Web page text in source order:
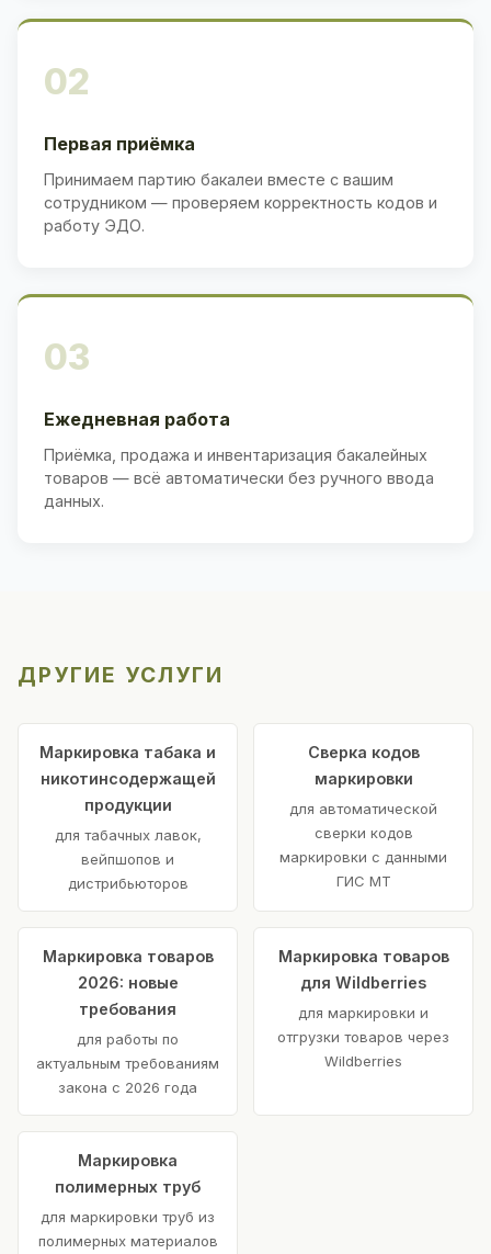
02
Первая приёмка
Принимаем партию бакалеи вместе с вашим
сотрудником — проверяем корректность кодов и
работу ЭДО.
03
Ежедневная работа
Приёмка, продажа и инвентаризация бакалейных
товаров — всё автоматически без ручного ввода
данных.
ДРУГИЕ УСЛУГИ
Маркировка табака и
никотинсодержащей
продукции
для табачных лавок,
вейпшопов и
дистрибьюторов
Сверка кодов
маркировки
для автоматической
сверки кодов
маркировки с данными
ГИС МТ
Маркировка товаров
2026: новые
требования
для работы по
актуальным требованиям
закона с 2026 года
Маркировка товаров
для Wildberries
для маркировки и
отгрузки товаров через
Wildberries
Маркировка
полимерных труб
для маркировки труб из
полимерных материалов